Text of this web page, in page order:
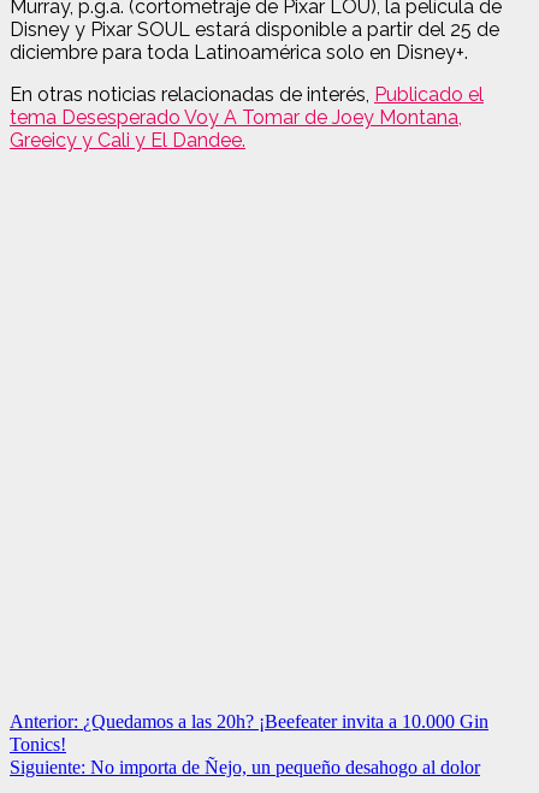
Murray, p.g.a. (cortometraje de Pixar LOU), la película de
Disney y Pixar SOUL estará disponible a partir del 25 de
diciembre para toda Latinoamérica solo en Disney+.
En otras noticias relacionadas de interés, Publicado el
tema Desesperado Voy A Tomar de Joey Montana,
Greeicy y Cali y El Dandee.
Navegación
de
Anterior: ¿Quedamos a las 20h? ¡Beefeater invita a 10.000 Gin
Tonics!
Siguiente: No importa de Ñejo, un pequeño desahogo al dolor